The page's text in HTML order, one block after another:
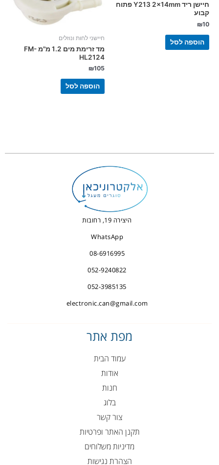
חיישן ריד Y213 2x14mm פתוח
קבוע
₪10
הוספה לסל
חיישני לחות ונוזלים
מד זרימת מים 1.2 מ"מ FM-
HL2124
₪105
הוספה לסל
היצירה 19, רחובות
WhatsApp
08-6916995
052-9240822
052-3985135
electronic.can@gmail.com
מפת אתר
עמוד הבית
אודות
חנות
בלוג
צור קשר
תקנן האתר ופרטיות
מדיניות משלוחים
הצהרת נגישות